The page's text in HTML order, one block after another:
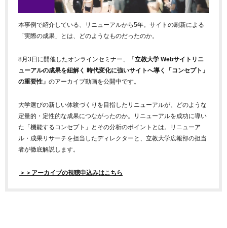
本事例で紹介している、リニューアルから5年。サイトの刷新による
「実際の成果」とは、どのようなものだったのか。
8月3日に開催したオンラインセミナー、「 立教大学 Webサイトリニ
ューアルの成果を紐解く 時代変化に強いサイトへ導く「コンセプト」
の重要性」 のアーカイブ動画を公開中です。
大学選びの新しい体験づくりを目指したリニューアルが、どのような
定量的・定性的な成果につながったのか。リニューアルを成功に導い
た「機能するコンセプト」とその分析のポイントとは。リニューア
ル・成果リサーチを担当したディレクターと、立教大学広報部の担当
者が徹底解説します。
＞＞アーカイブの視聴申込みはこちら